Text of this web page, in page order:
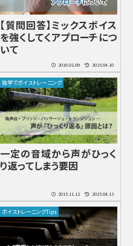
【質問回答】ミックスボイス
を強くしてくアプローチにつ
いて
2016.01.09 2025.04.10
独学でボイストレーニング
一定の音域から声がひっく
り返ってしまう要因
2015.11.12 2025.04.13
ボイストレーニングTips